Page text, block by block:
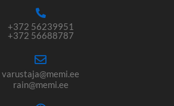
+372 56239951
+372 56688787
varustaja@memi.ee
rain@memi.ee